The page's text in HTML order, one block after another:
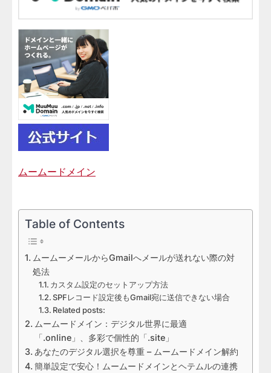
ムームードメイン
Table of Contents
ムームーメールからGmailへメールが送れない際の対
処法
カスタム設定のセットアップ方法
SPFレコード設定後もGmail宛に送信できない場合
Related posts:
ムームードメイン：デジタル世界に最適
「.online」、多彩で個性的「.site」
あなたのデジタル選択を尊重 – ムームードメイン解約
簡単設定で安心！ムームードメインとヘテムルの連携